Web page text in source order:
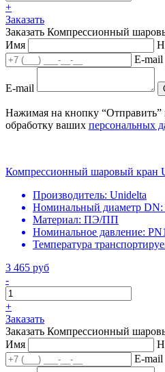
+
Заказать
Заказать Компрессионный
Имя
E-mail
E-mail
Нажимая на кнопку “Отправить”
обработку ваших персональных
Компрессионный шаровый кран
Производитель: Unidelta
Номинальный диаметр DN:
Материал: ПЭ/ПП
Номинальное давление:
Температура
3 465 руб
-
+
Заказать
Заказать Компрессионный
Имя
E-mail